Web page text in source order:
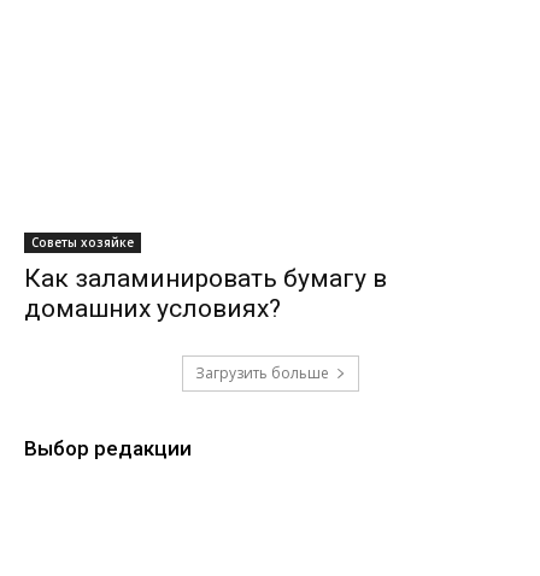
Советы хозяйке
Как заламинировать бумагу в
домашних условиях?
Загрузить больше
Выбор редакции